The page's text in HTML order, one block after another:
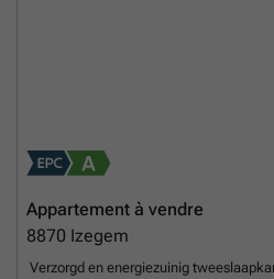
Appartement à vendre
8870 Izegem
Verzorgd en energiezuinig